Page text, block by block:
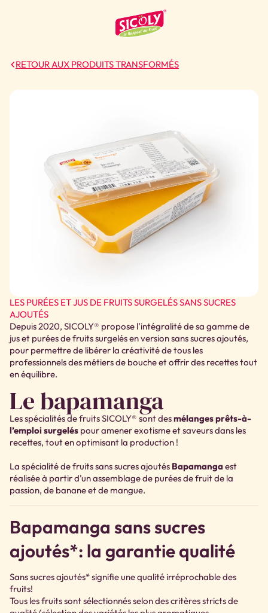
RETOUR AUX PRODUITS TRANSFORMÉS
LES PURÉES ET JUS DE FRUITS SURGELÉS SANS SUCRES
AJOUTÉS
Depuis 2020, SICOLY​® propose l’intégralité de sa gamme de
jus et purées de fruits surgelés en version sans sucres ajoutés,
pour permettre de libérer la créativité de tous les
professionnels des métiers de bouche et offrir des recettes tout
en équilibre.
Le bapamanga
Les spécialités de fruits SICOLY® sont desmélanges prêts-à-
l’emploi surgelés pour amener exotisme et saveurs dans les
recettes, tout en optimisant la production !
La spécialité de fruits sans sucres ajoutés Bapamangaest
réalisée à partir d’un assemblage de purées de fruit de la
passion, de banane et de mangue.
Bapamanga sans sucres
ajoutés*: la garantie qualité
Sans sucres ajoutés* signifie une qualité irréprochable des
fruits!
Tous les fruits sont sélectionnés selon des critères stricts de